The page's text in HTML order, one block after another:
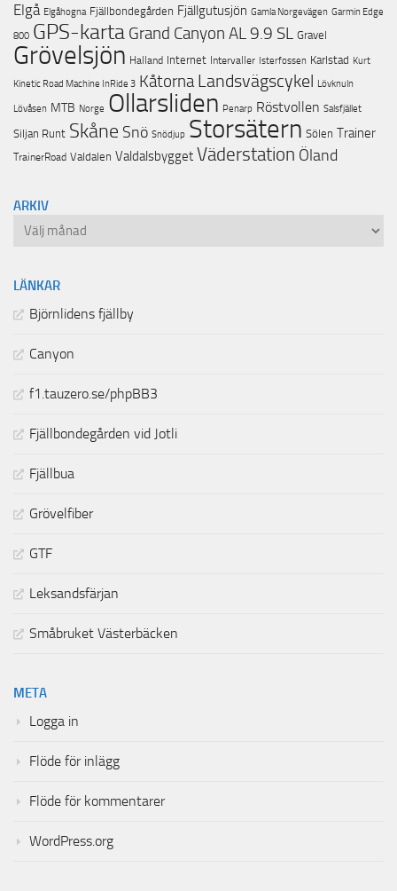
Elgå Elgåhogna Fjällbondegården Fjällgutusjön Gamla Norgevägen Garmin Edge
800 GPS-karta Grand Canyon AL 9.9 SL Gravel
Grövelsjön Halland Internet Intervaller Isterfossen Karlstad Kurt
Kinetic Road Machine InRide 3 Kåtorna Landsvägscykel Lövknuln
Lövåsen MTB Norge Ollarsliden Penarp Röstvollen Salsfjället
Siljan Runt Skåne Snö Snödjup Storsätern Sölen Trainer
TrainerRoad Valdalen Valdalsbygget Väderstation Öland
ARKIV
Arkiv
LÄNKAR
Björnlidens fjällby
Canyon
f1.tauzero.se/phpBB3
Fjällbondegården vid Jotli
Fjällbua
Grövelfiber
GTF
Leksandsfärjan
Småbruket Västerbäcken
META
Logga in
Flöde för inlägg
Flöde för kommentarer
WordPress.org